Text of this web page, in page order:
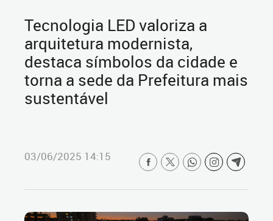
Tecnologia LED valoriza a
arquitetura modernista,
destaca símbolos da cidade e
torna a sede da Prefeitura mais
sustentável
03/06/2025 14:15